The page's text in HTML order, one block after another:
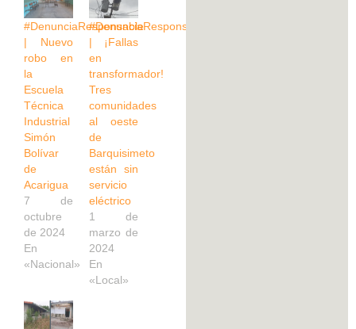
#DenunciaResponsable
| Nuevo
robo en
la
Escuela
Técnica
Industrial
Simón
Bolívar
de
Acarigua
7 de
octubre
de 2024
En
«Nacional»
#DenunciaResponsable
| ¡Fallas
en
transformador!
Tres
comunidades
al oeste
de
Barquisimeto
están sin
servicio
eléctrico
1 de
marzo de
2024
En
«Local»